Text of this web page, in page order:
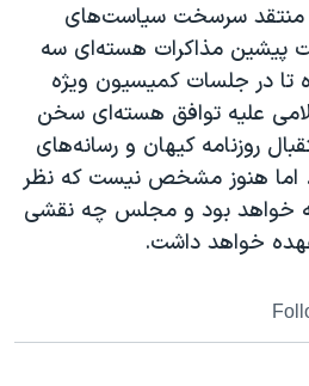
منتقد سرسخت سیاست‌های
پیشین مذاکرات هسته‌ای سه
تا در جلسات کمیسیون ویژه
علیه توافق هسته‌ای سخن
روزنامه کیهان و رسانه‌های
هنوز مشخص نیست که نظر
خواهد بود و مجلس چه نقشی
خواهد داشت.